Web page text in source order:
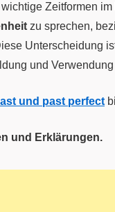
Zeitformen
zu sprechen,
Unterscheidung
und
und past perfect
und Erklärungen.